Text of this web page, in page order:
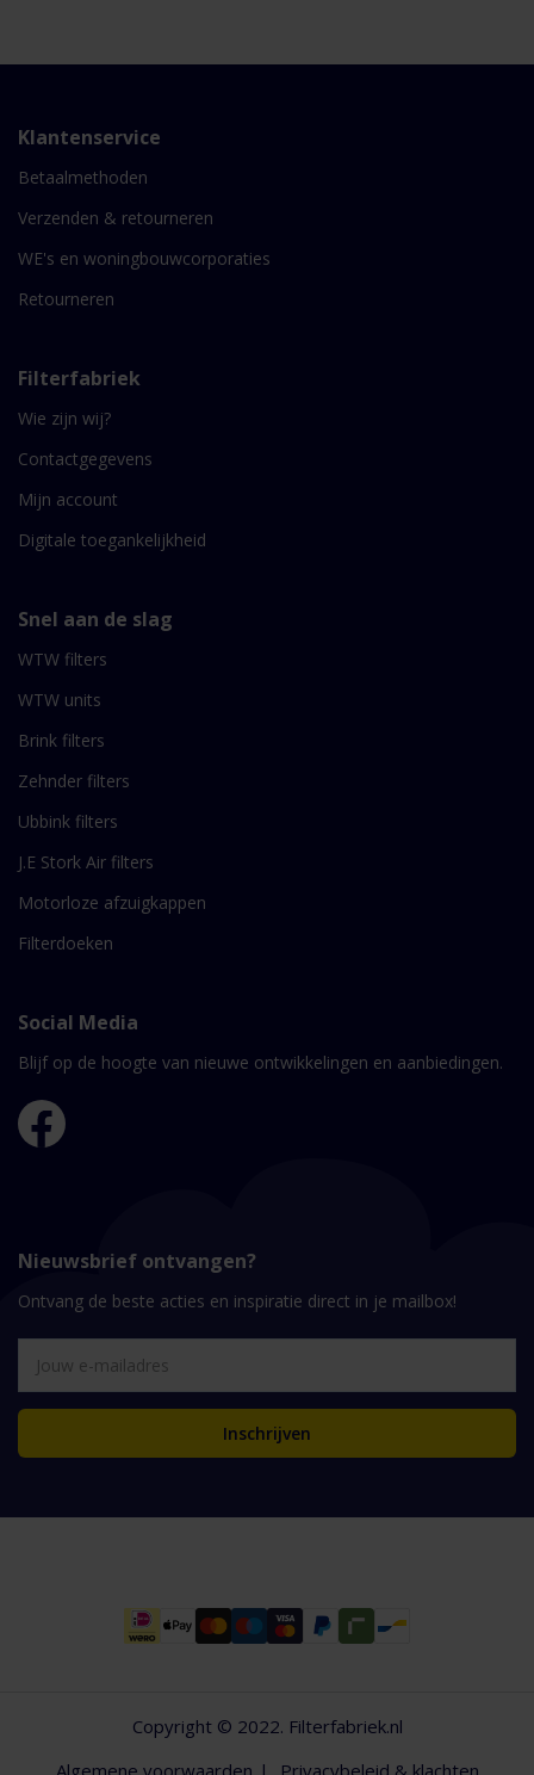
Klantenservice
Betaalmethoden
Verzenden & retourneren
WE's en woningbouwcorporaties
Retourneren
Filterfabriek
Wie zijn wij?
Contactgegevens
Mijn account
Digitale toegankelijkheid
Snel aan de slag
WTW filters
WTW units
Brink filters
Zehnder filters
Ubbink filters
J.E Stork Air filters
Motorloze afzuigkappen
Filterdoeken
Social Media
Blijf op de hoogte van nieuwe ontwikkelingen en aanbiedingen.
Nieuwsbrief ontvangen?
Ontvang de beste acties en inspiratie direct in je mailbox!
Inschrijven
Copyright © 2022. Filterfabriek.nl